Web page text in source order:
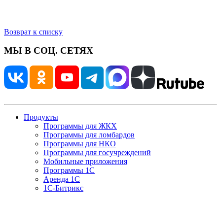
Возврат к списку
МЫ В СОЦ. СЕТЯХ
Продукты
Программы для ЖКХ
Программы для ломбардов
Программы для НКО
Программы для госучреждений
Мобильные приложения
Программы 1С
Аренда 1С
1С-Битрикс